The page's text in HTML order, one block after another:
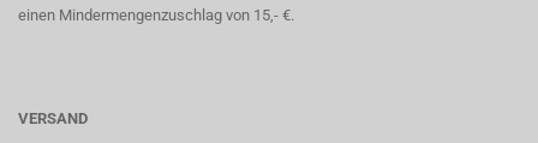
einen Mindermengenzuschlag von 15,- €.
VERSAND